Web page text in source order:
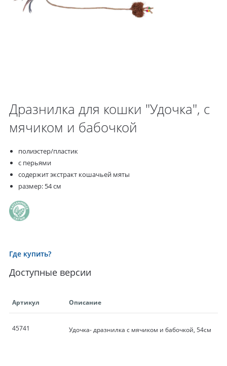
Дразнилка для кошки "Удочка", с
мячиком и бабочкой
полиэстер/пластик
с перьями
содержит экстракт кошачьей мяты
размер: 54 см
Где купить?
Доступные версии
Артикул Описание
45741 Удочка- дразнилка с мячиком и бабочкой, 54см